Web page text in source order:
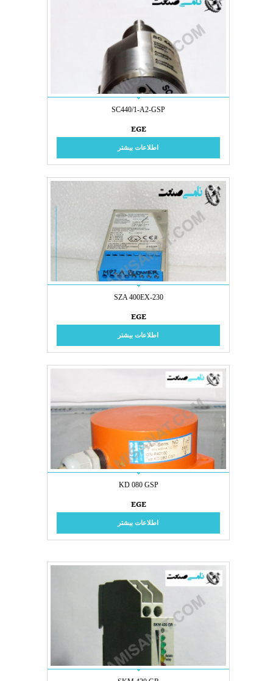
SC440/1-A2-GSP
EGE
اطلاعات بیشتر
SZA 400EX-230
EGE
اطلاعات بیشتر
KD 080 GSP
EGE
اطلاعات بیشتر